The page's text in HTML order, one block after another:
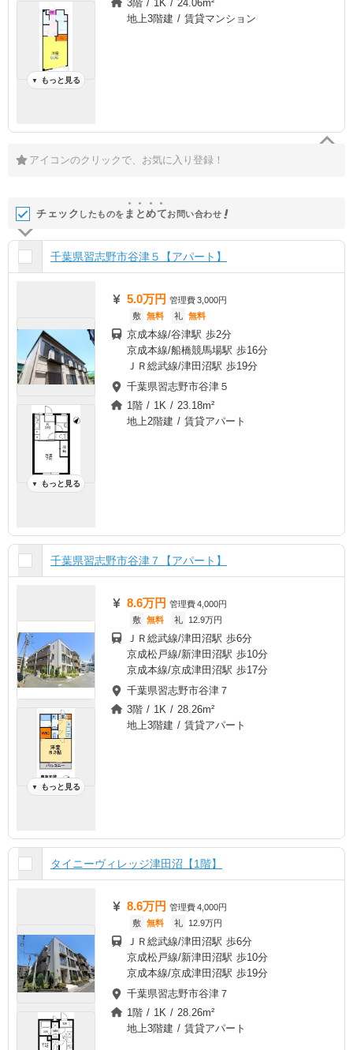
▼ もっと見る
3階 / 1K / 24.06m²
地上3階建 / 賃貸マンション
アイコンのクリックで、お気に入り登録！
チェック したものを ま とめてお問い合わせ
千葉県習志野市谷津５【アパート】
▼ もっと見る
5.0万円 管理費3,000円
敷 無料 礼 無料
京成本線/谷津駅 歩2分
京成本線/船橋競馬場駅 歩16分
ＪＲ総武線/津田沼駅 歩19分
千葉県習志野市谷津５
1階 / 1K / 23.18m²
地上2階建 / 賃貸アパート
千葉県習志野市谷津７【アパート】
▼ もっと見る
8.6万円 管理費4,000円
敷 無料 礼 12.9万円
ＪＲ総武線/津田沼駅 歩6分
京成松戸線/新津田沼駅 歩10分
京成本線/京成津田沼駅 歩17分
千葉県習志野市谷津７
3階 / 1K / 28.26m²
地上3階建 / 賃貸アパート
タイニーヴィレッジ津田沼【1階】
8.6万円 管理費4,000円
敷 無料 礼 12.9万円
ＪＲ総武線/津田沼駅 歩6分
京成松戸線/新津田沼駅 歩10分
京成本線/京成津田沼駅 歩19分
千葉県習志野市谷津７
1階 / 1K / 28.26m²
地上3階建 / 賃貸アパート